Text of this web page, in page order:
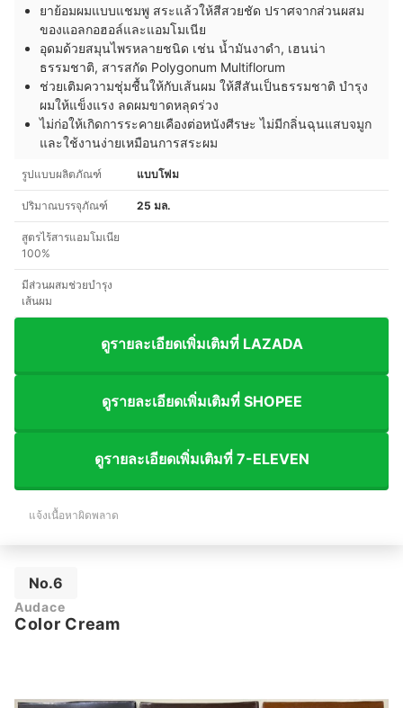
ยาย้อมผมแบบแชมพู สระแล้วให้สีสวยชัด ปราศจากส่วนผสม
ของแอลกอฮอล์และแอมโมเนีย
อุดมด้วยสมุนไพรหลายชนิด เช่น น้ำมันงาดำ, เฮนน่า
ธรรมชาติ, สารสกัด Polygonum Multiflorum
ช่วยเติมความชุ่มชื้นให้กับเส้นผม ให้สีสันเป็นธรรมชาติ บำรุง
ผมให้แข็งแรง ลดผมขาดหลุดร่วง
ไม่ก่อให้เกิดการระคายเคืองต่อหนังศีรษะ ไม่มีกลิ่นฉุนแสบจมูก
และใช้งานง่ายเหมือนการสระผม
รูปแบบผลิตภัณฑ์ แบบโฟม
ปริมาณบรรจุภัณฑ์ 25 มล.
สูตรไร้สารแอมโมเนีย
100%
มีส่วนผสมช่วยบำรุง
เส้นผม
ดูรายละเอียดเพิ่มเติมที่ LAZADA
ดูรายละเอียดเพิ่มเติมที่ SHOPEE
ดูรายละเอียดเพิ่มเติมที่ 7-ELEVEN
แจ้งเนื้อหาผิดพลาด
No.6
Audace
Color Cream